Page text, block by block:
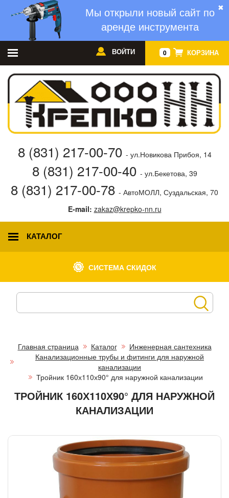
✖
Мы открыли новый сайт по
аренде инструмента
0 КОРЗИНА
ВОЙТИ
8 (831) 217-00-70 - ул.Новикова Прибоя, 14
8 (831) 217-00-40 - ул.Бекетова, 39
8 (831) 217-00-78 - АвтоМОЛЛ, Суздальская, 70
E-mail: zakaz@krepko-nn.ru
КАТАЛОГ
СИСТЕМА СКИДОК
Главная страница Каталог
Инженерная сантехника
Канализационные трубы и фитинги для наружной
канализации
Тройник 160х110х90° для наружной канализации
ТРОЙНИК 160Х110Х90° ДЛЯ НАРУЖНОЙ
КАНАЛИЗАЦИИ